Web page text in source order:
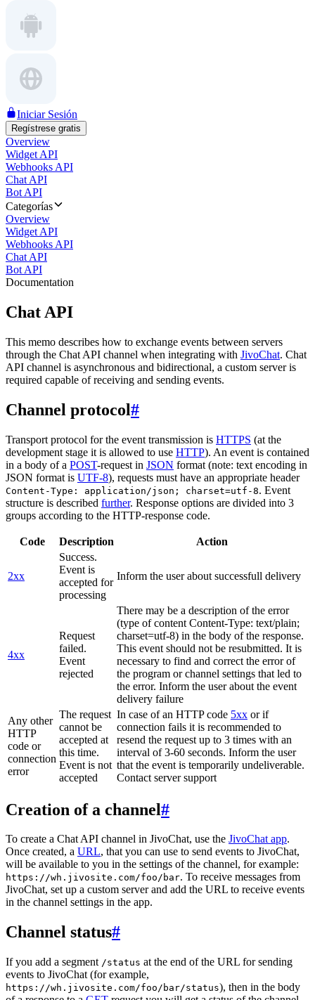
Iniciar Sesión
Regístrese gratis
Overview
Widget API
Webhooks API
Chat API
Bot API
Categorías
Overview
Widget API
Webhooks API
Chat API
Bot API
Documentation
Chat API
This memo describes how to exchange events between servers
through the Chat API channel when integrating with JivoChat. Chat
API channel is asynchronous and bidirectional, a custom server is
required capable of receiving and sending events.
Channel protocol#
Transport protocol for the event transmission is HTTPS (at the
development stage it is allowed to use HTTP). An event is contained
in a body of a POST-request in JSON format (note: text encoding in
JSON format is UTF-8), requests must have an appropriate header
Content-Type: application/json; charset=utf-8. Event
structure is described further. Response options are divided into 3
groups according to the HTTP-response code.
Code Description Action
2xx
Success.
Event is
accepted for
processing
Inform the user about successfull delivery
4xx
Request
failed.
Event
rejected
There may be a description of the error
(type of content Content-Type: text/plain;
charset=utf-8) in the body of the response.
This event should not be resubmitted. It is
necessary to find and correct the error of
the program or channel settings that led to
the error. Inform the user about the event
delivery failure
Any other
HTTP
code or
connection
error
The request
cannot be
accepted at
this time.
Event is not
accepted
In case of an HTTP code 5xx or if
connection fails it is recommended to
resend the request up to 3 times with an
interval of 3-60 seconds. Inform the user
that the event is temporarily undeliverable.
Contact server support
Creation of a channel#
To create a Chat API channel in JivoChat, use the JivoChat app.
Once created, a URL, that you can use to send events to JivoChat,
will be available to you in the settings of the channel, for example:
https://wh.jivosite.com/foo/bar. To receive messages from
JivoChat, set up a custom server and add the URL to receive events
in the channel settings in the app.
Channel status#
If you add a segment /status at the end of the URL for sending
events to JivoChat (for example,
https://wh.jivosite.com/foo/bar/status), then in the body